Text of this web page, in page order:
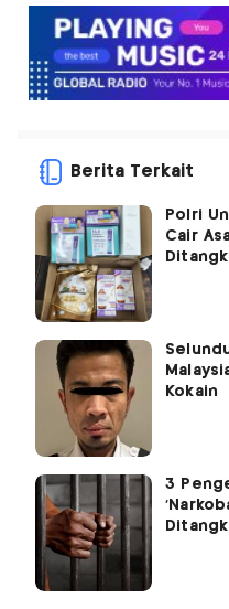
Berita Terkait
Polri
Cair
Kokain
3